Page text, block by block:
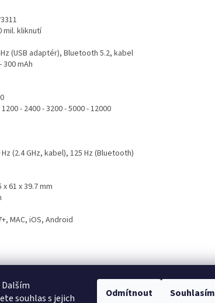
souhlas s jejich
Odmítnout Souhlasím
mil. kliknutí
(USB adaptér), Bluetooth 5.2, kabel
300 mAh
- 2400 - 3200 - 5000 - 12000
(2.4 GHz, kabel), 125 Hz (Bluetooth)
x 61 x 39.7 mm
MAC, iOS, Android
Red Fighter Jak vybrat herní stůl